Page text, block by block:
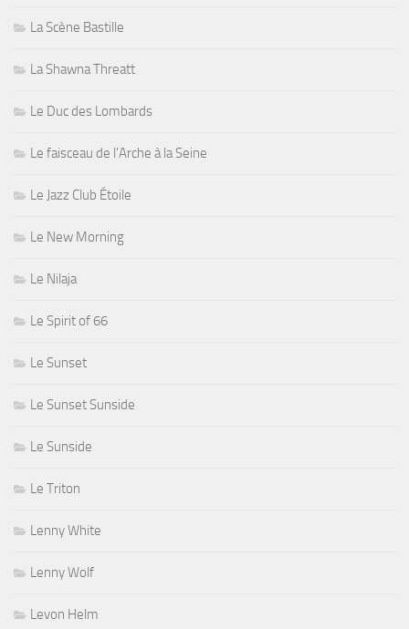
La Scène Bastille
La Shawna Threatt
Le Duc des Lombards
Le faisceau de l'Arche à la Seine
Le Jazz Club Étoile
Le New Morning
Le Nilaja
Le Spirit of 66
Le Sunset
Le Sunset Sunside
Le Sunside
Le Triton
Lenny White
Lenny Wolf
Levon Helm